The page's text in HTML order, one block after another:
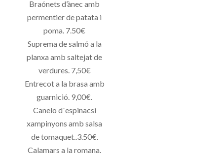
Braónets d’ànec amb
permentier de patata i
poma. 7.50€
Suprema de salmó a la
planxa amb saltejat de
verdures. 7,50€
Entrecot a la brasa amb
guarnició. 9,00€.
Canelo d´espinacsi
xampinyons amb salsa
de tomaquet..3.50€.
Calamars a la romana.